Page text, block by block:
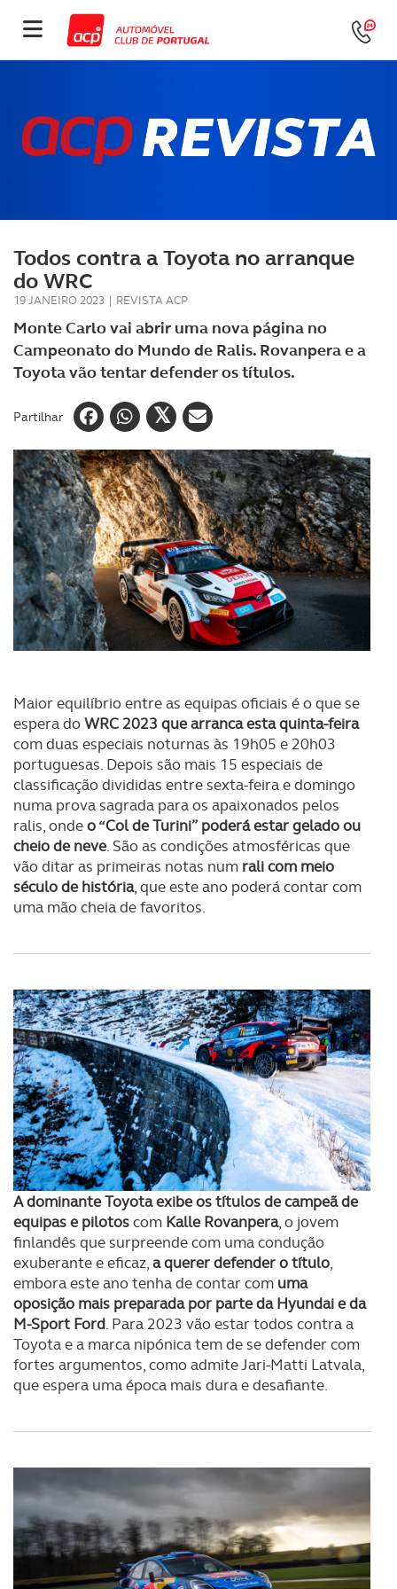
Todos contra a Toyota no arranque
do WRC
19 JANEIRO 2023 | REVISTA ACP
Monte Carlo vai abrir uma nova página no
Campeonato do Mundo de Ralis. Rovanpera e a
Toyota vão tentar defender os títulos.
Partilhar
Maior equilíbrio entre as equipas oficiais é o que se
espera doWRC 2023 que arranca esta quinta-feira
com duas especiais noturnas às 19h05 e 20h03
portuguesas. Depois são mais 15 especiais de
classificação divididas entre sexta-feira e domingo
numa prova sagrada para os apaixonados pelos
ralis, ondeo “Col de Turini” poderá estar gelado ou
cheio de neve. São as condições atmosféricas que
vão ditar as primeiras notas num rali com meio
século de história, que este ano poderá contar com
uma mão cheia de favoritos.
A dominante Toyota exibe os títulos de campeã de
equipas e pilotoscom Kalle Rovanpera, o jovem
finlandês que surpreende com uma condução
exuberante e eficaz,a querer defender o título,
embora este ano tenha de contar com uma
oposição mais preparada por parte da Hyundai e da
M-Sport Ford. Para 2023 vão estar todos contra a
Toyota e a marca nipónica tem de se defender com
fortes argumentos, como admite Jari-Matti Latvala,
que espera uma época mais dura e desafiante.